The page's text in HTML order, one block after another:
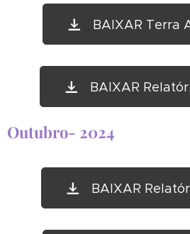
BAIXAR Terra
BAIXAR
Outubro- 2024
BAIXAR